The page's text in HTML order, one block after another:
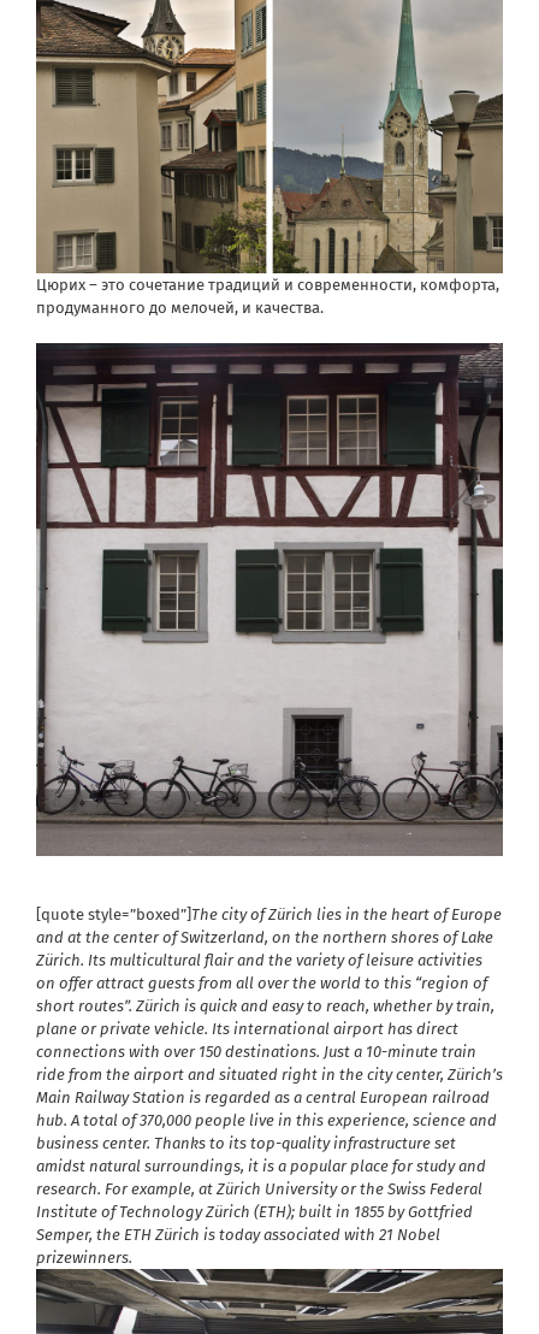
Цюрих – это сочетание традиций и современности, комфорта,
продуманного до мелочей, и качества.
[quote style=”boxed”]The city of Zürich lies in the heart of Europe
and at the center of Switzerland, on the northern shores of Lake
Zürich. Its multicultural flair and the variety of leisure activities
on offer attract guests from all over the world to this “region of
short routes”. Zürich is quick and easy to reach, whether by train,
plane or private vehicle. Its international airport has direct
connections with over 150 destinations. Just a 10-minute train
ride from the airport and situated right in the city center, Zürich’s
Main Railway Station is regarded as a central European railroad
hub. A total of 370,000 people live in this experience, science and
business center. Thanks to its top-quality infrastructure set
amidst natural surroundings, it is a popular place for study and
research. For example, at Zürich University or the Swiss Federal
Institute of Technology Zürich (ETH); built in 1855 by Gottfried
Semper, the ETH Zürich is today associated with 21 Nobel
prizewinners.